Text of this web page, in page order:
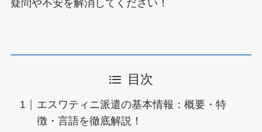
疑問や不安を解消してください！
目次
エスワティニ派遣の基本情報：概要・特
徴・言語を徹底解説！